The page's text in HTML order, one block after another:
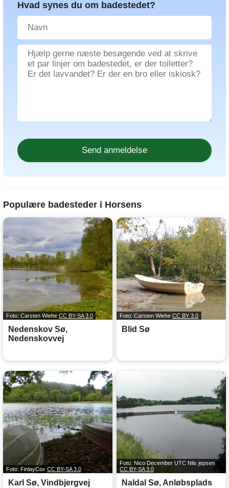
Hvad synes du om badestedet?
Populære badesteder i Horsens
Foto: Carsten Wiehe CC BY-SA 3.0
Nedenskov Sø,
Nedenskovvej
Foto: Carsten Wiehe CC BY 3.0
Blid Sø
Foto: FinlayCox CC BY-SA 3.0
Karl Sø, Vindbjergvej
Foto: Nico December UTC Nils jepsen
CC BY-SA 3.0
Naldal Sø, Anløbsplads